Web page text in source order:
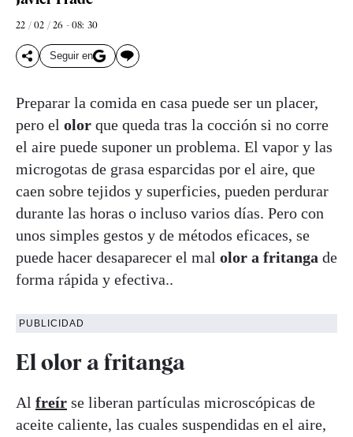
22 / 02 / 26 - 08: 30
Seguir en
Preparar la comida en casa puede ser un placer,
pero el olor que queda tras la cocción si no corre
el aire puede suponer un problema. El vapor y las
microgotas de grasa esparcidas por el aire, que
caen sobre tejidos y superficies, pueden perdurar
durante las horas o incluso varios días. Pero con
unos simples gestos y de métodos eficaces, se
puede hacer desaparecer el mal olor a fritanga de
forma rápida y efectiva..
PUBLICIDAD
El olor a fritanga
Al freír se liberan partículas microscópicas de
aceite caliente, las cuales suspendidas en el aire,